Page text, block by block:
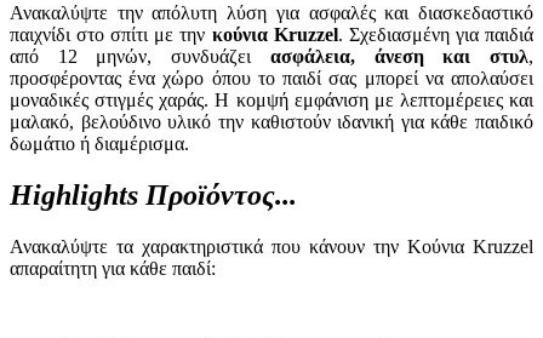
Ανακαλύψτε την απόλυτη λύση για ασφαλές και διασκεδαστικό
παιχνίδι στο σπίτι με την κούνια Kruzzel. Σχεδιασμένη για παιδιά
από 12 μηνών, συνδυάζει ασφάλεια, άνεση και στυλ,
προσφέροντας ένα χώρο όπου το παιδί σας μπορεί να απολαύσει
μοναδικές στιγμές χαράς. Η κομψή εμφάνιση με λεπτομέρειες και
μαλακό, βελούδινο υλικό την καθιστούν ιδανική για κάθε παιδικό
δωμάτιο ή διαμέρισμα.
Highlights Προϊόντος...
Ανακαλύψτε τα χαρακτηριστικά που κάνουν την Κούνια Kruzzel
απαραίτητη για κάθε παιδί: